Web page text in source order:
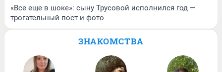
«Все еще в шоке»: сыну Трусовой исполнился год —
трогательный пост и фото
ЗНАКОМСТВА